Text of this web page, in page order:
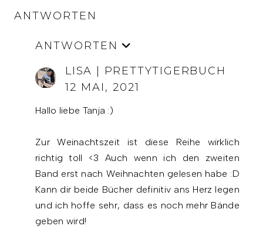
ANTWORTEN
ANTWORTEN
LISA | PRETTYTIGERBUCH
12 MAI, 2021
Hallo liebe Tanja :)
Zur Weinachtszeit ist diese Reihe wirklich
richtig toll <3 Auch wenn ich den zweiten
Band erst nach Weihnachten gelesen habe :D
Kann dir beide Bücher definitiv ans Herz legen
und ich hoffe sehr, dass es noch mehr Bände
geben wird!